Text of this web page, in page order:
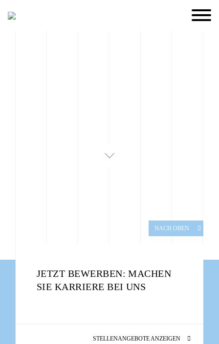
NACH OBEN
JETZT BEWERBEN: MACHEN
SIE KARRIERE BEI UNS
STELLENANGEBOTE ANZEIGEN